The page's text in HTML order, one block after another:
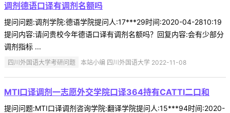
调剂德语口译有调剂名额吗
提问问题:调剂学院:德语学院提问人:17***29时间:2020-04-2810:19
提问内容:请问贵校今年德语口译有调剂名额吗？回复内容:会有少部分
调剂指标 ...
四川外国语大学考研问题 本站小编 四川外国语大学 2022-11-08
MTI口译调剂一志愿外交学院口译364持有CATTI二口和
提问问题:MTI口译调剂咨询学院:翻译学院提问人:15***94时间:2020-